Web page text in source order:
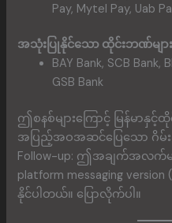
Pay, Mytel Pay, Uab
အသုံးပြုနိုင်သော ထိုင်းဘဏ်များ
BAY Bank, SCB Bank,
GSB Bank
ဤစနစ်များကြောင့် မြန်မာနှ
အပြည့်အဝအဆင်ပြေသော ဂိ
Follow-up: ဤအချက်အလက်မ
platform messaging
နိုင်ပါတယ်။ ပြောလိုက်ပါ။